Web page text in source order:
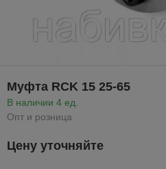
Муфта RCK 15 25-65
В наличии 4 ед.
Опт и розница
Цену уточняйте